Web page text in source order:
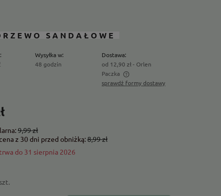
SANDAŁOWE
Wysyłka w:
48 godzin
Dostawa:
od 12,90 zł - Orlen
Paczka
sprawdź formy dostawy
9,99 zł
z 30 dni przed obniżką:8,99 zł
do 31 sierpnia 2026
szt.